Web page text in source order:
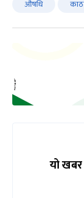
औषधि
यो